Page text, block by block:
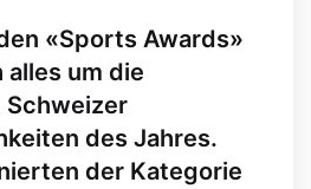
«Sports Awards»
um die
des Jahres.
der Kategorie